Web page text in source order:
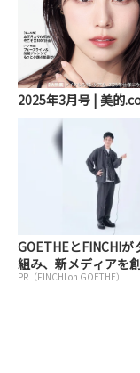
2025年3月号 | 美的
GOETHEとFINCHIが
組み、新メディアを
PR（FINCHI on GOETHE）